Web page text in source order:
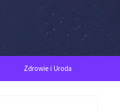
Zdrowie i Uroda